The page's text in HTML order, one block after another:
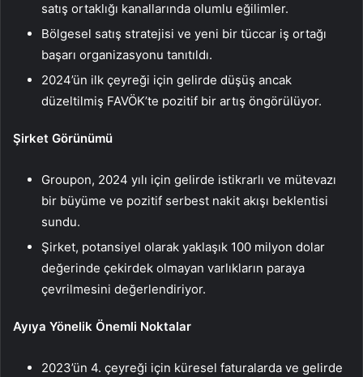
satış ortaklığı kanallarında olumlu eğilimler.
Bölgesel satış stratejisi ve yeni bir tüccar iş ortağı
başarı organizasyonu tanıtıldı.
2024’ün ilk çeyreği için gelirde düşüş ancak
düzeltilmiş FAVÖK’te pozitif bir artış öngörülüyor.
Şirket Görünümü
Groupon, 2024 yılı için gelirde istikrarlı ve mütevazı
bir büyüme ve pozitif serbest nakit akışı beklentisi
sundu.
Şirket, potansiyel olarak yaklaşık 100 milyon dolar
değerinde çekirdek olmayan varlıkların paraya
çevrilmesini değerlendiriyor.
Ayıya Yönelik Önemli Noktalar
2023’ün 4. çeyreği için küresel faturalarda ve gelirde